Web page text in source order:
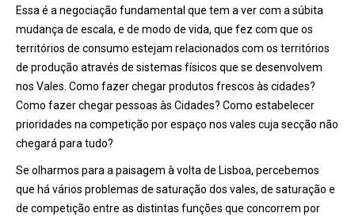
Essa é a negociação fundamental que tem a ver com a súbita
mudança de escala, e de modo de vida, que fez com que os
territórios de consumo estejam relacionados com os territórios
de produção através de sistemas físicos que se desenvolvem
nos Vales. Como fazer chegar produtos frescos às cidades?
Como fazer chegar pessoas às Cidades? Como estabelecer
prioridades na competição por espaço nos vales cuja secção não
chegará para tudo?
Se olharmos para a paisagem à volta de Lisboa, percebemos
que há vários problemas de saturação dos vales, de saturação e
de competição entre as distintas funções que concorrem por